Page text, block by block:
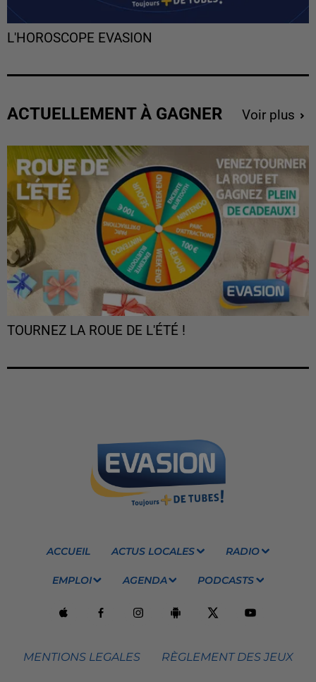
L'HOROSCOPE EVASION
ACTUELLEMENT À GAGNER Voir plus
TOURNEZ LA ROUE DE L'ÉTÉ !
ACCUEIL ACTUS LOCALES RADIO
EMPLOI AGENDA PODCASTS
MENTIONS LEGALES RÈGLEMENT DES JEUX